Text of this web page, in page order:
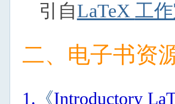
引自LaTeX 工
二、电子书资
1. 《Introductory